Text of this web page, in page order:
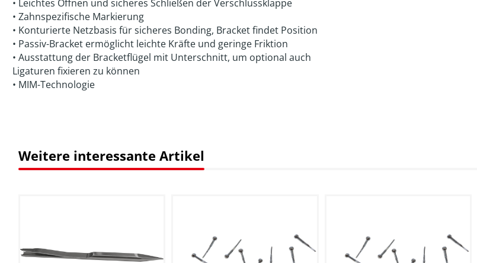
• Leichtes Öffnen und sicheres Schließen der Verschlussklappe
• Zahnspezifische Markierung
• Konturierte Netzbasis für sicheres Bonding, Bracket findet Position
• Passiv-Bracket ermöglicht leichte Kräfte und geringe Friktion
• Ausstattung der Bracketflügel mit Unterschnitt, um optional auch
Ligaturen fixieren zu können
• MIM-Technologie
Weitere interessante Artikel